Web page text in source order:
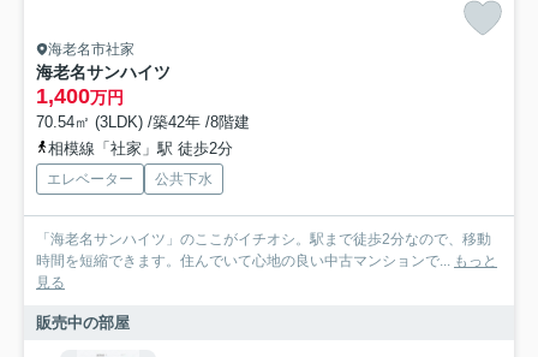
海老名市社家
海老名サンハイツ
1,400万円
70.54㎡ (3LDK) /築42年 /8階建
相模線「社家」駅 徒歩2分
エレベーター 公共下水
「海老名サンハイツ」のここがイチオシ。駅まで徒歩2分なので、移動
時間を短縮できます。住んでいて心地の良い中古マンションで... もっと
見る
販売中の部屋